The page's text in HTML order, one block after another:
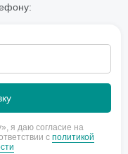
я даю согласие на
с политикой